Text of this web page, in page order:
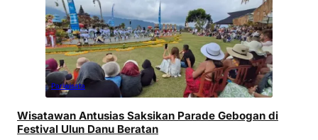
Pariwisata
Wisatawan Antusias Saksikan Parade Gebogan di
Festival Ulun Danu Beratan